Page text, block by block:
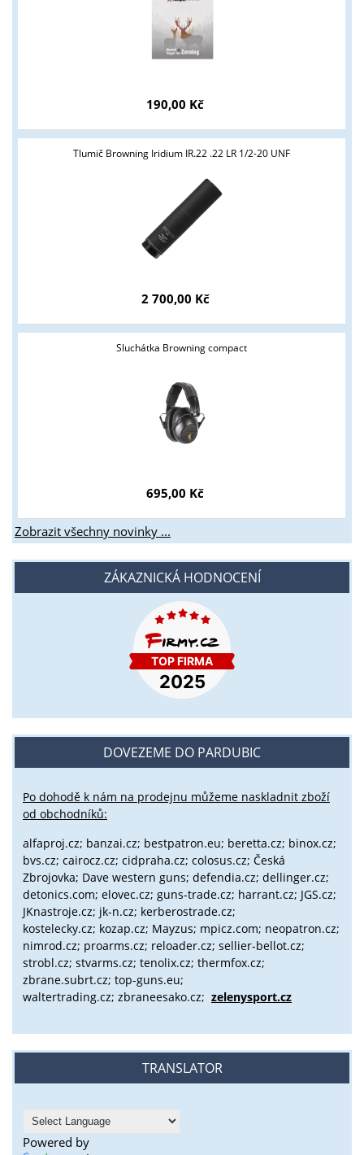
190,00 Kč
Tlumič Browning Iridium IR.22 .22 LR 1/2-20 UNF
2 700,00 Kč
Sluchátka Browning compact
695,00 Kč
Zobrazit všechny novinky ...
ZÁKAZNICKÁ HODNOCENÍ
DOVEZEME DO PARDUBIC
Po dohodě k nám na prodejnu můžeme naskladnit zboží
od obchodníků:
alfaproj.cz; banzai.cz; bestpatron.eu; beretta.cz; binox.cz;
bvs.cz; cairocz.cz; cidpraha.cz; colosus.cz; Česká
Zbrojovka; Dave western guns; defendia.cz; dellinger.cz;
detonics.com; elovec.cz; guns-trade.cz; harrant.cz; JGS.cz;
JKnastroje.cz; jk-n.cz; kerberostrade.cz;
kostelecky.cz; kozap.cz; Mayzus; mpicz.com; neopatron.cz;
nimrod.cz; proarms.cz; reloader.cz; sellier-bellot.cz;
strobl.cz; stvarms.cz; tenolix.cz; thermfox.cz;
zbrane.subrt.cz; top-guns.eu;
waltertrading.cz; zbraneesako.cz; zelenysport.cz
TRANSLATOR
Powered by
Tyto stránky jsou určeny pouze odborné veřejnosti od 18 let a
podnikatelům v oblasti zbraně a střelivo. Splňujete tyto
podmínky?
ANO NE